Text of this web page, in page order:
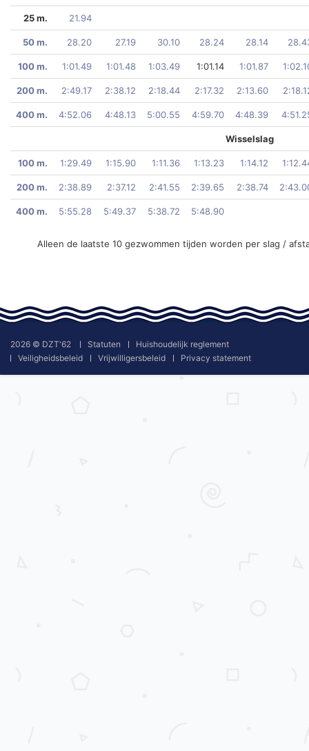
25 m. 21.94
50 m. 28.20 27.19 30.10 28.24 28.14
100 m. 1:01.49 1:01.48 1:03.49 1:01.14 1:01.87
200 m. 2:49.17 2:38.12 2:18.44 2:17.32 2:13.60
400 m. 4:52.06 4:48.13 5:00.55 4:59.70 4:48.39
Wisselslag
100 m. 1:29.49 1:15.90 1:11.36 1:13.23 1:14.12
200 m. 2:38.89 2:37.12 2:41.55 2:39.65 2:38.74
400 m. 5:55.28 5:49.37 5:38.72 5:48.90
Alleen de laatste 10 gezwommen tijden worden per slag /
2026 © DZT'62 Statuten
Huishoudelijk reglement
Veiligheidsbeleid
Vrijwilligersbeleid Privacy statement